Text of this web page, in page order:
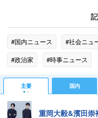
#国内ニュース #社会ニュ
#政治家
#時事ニュース
主要 国内
重岡大毅&濱田崇